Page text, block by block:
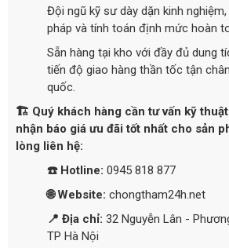
Đội ngũ kỹ sư dày dặn kinh
pháp và tính toán định mức hoàn
Sẵn hàng tại kho với đầy đủ dung
tiến độ giao hàng thần tốc tận
quốc.
🏗️ Quý khách hàng cần tư vấn kỹ
nhận báo giá ưu đãi tốt nhất cho sản
lòng liên hệ:
☎️ Hotline: 0945 818 877
🌐 Website: chongtham24h.net
📍 Địa chỉ: 32 Nguyễn Lân -
TP Hà Nội